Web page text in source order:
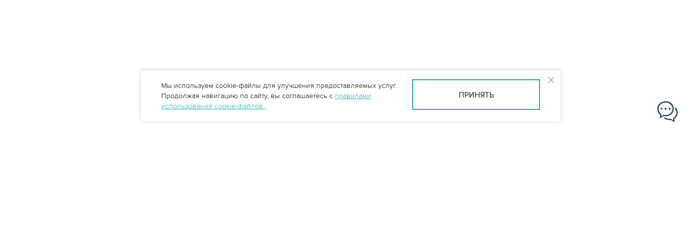
Мы используем cookie-файлы для улучшения предоставляемых услуг.
Продолжая навигацию по сайту, вы соглашаетесь с правилами
использования cookie-файлов .
ПРИНЯТЬ